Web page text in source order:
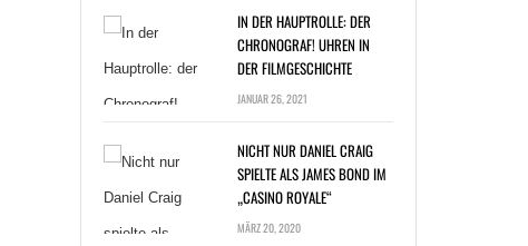
NICHT NUR DANIEL
CRAIG SPIELTE ALS
IN DER HAUPTROLLE: DER
CHRONOGRAF! UHREN IN
DER FILMGESCHICHTE
JANUAR 26, 2021
NICHT NUR DANIEL CRAIG
SPIELTE ALS JAMES BOND IM
„CASINO ROYALE“
MÄRZ 20, 2020